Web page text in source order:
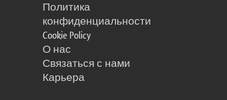
Политика
конфиденциальности
Cookie Policy
О нас
Связаться с нами
Карьера